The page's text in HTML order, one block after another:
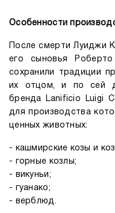
Особенности
После смерти Луиджи
его сыновья
сохранили традиции
их отцом, и по сей
бренда Lanificio Luigi
для производства
ценных животных:
- кашмирские козы и
- горные козлы;
- викуньи;
- гуанако;
- верблюд.